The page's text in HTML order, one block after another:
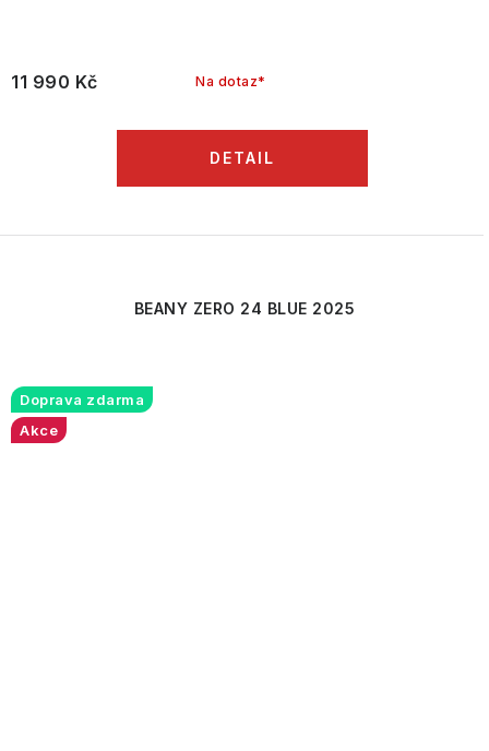
Na dotaz*
11 990 Kč
BEANY ZERO 24 BLUE 2025
Doprava zdarma
Akce